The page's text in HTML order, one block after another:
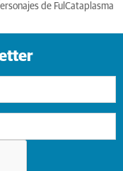
¡Cómo los de